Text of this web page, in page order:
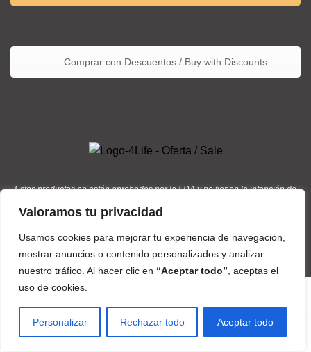
Valoramos tu privacidad
Usamos cookies para mejorar tu experiencia de navegación,
mostrar anuncios o contenido personalizados y analizar
nuestro tráfico. Al hacer clic en “Aceptar todo” , aceptas el
uso de cookies.
Personalizar Rechazar todo Aceptar todo
Comprar con Descuentos / Buy with Discounts
Estos productos no están aprobados por la FDA y no tienen la intención de
/ These products are not approved by the FDA and are not intended to treat,
cure, diagnose, and/or prevent any disease or medical condition.
4Lifederechos de afiliado / affiliate rights 2015 - 2026 |
4Life Distribuidor Internacional